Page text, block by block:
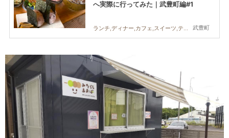
武豊町
へ実際に行ってみた｜武豊町編#1